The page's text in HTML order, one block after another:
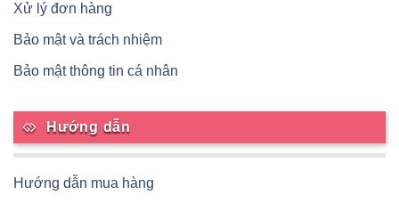
Xử lý đơn hàng
Bảo mật và trách nhiệm
Bảo mật thông tin cá nhân
Hướng dẫn
Hướng dẫn mua hàng